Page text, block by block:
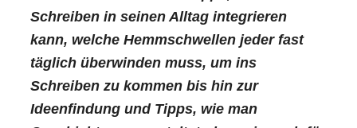
Schreiben in seinen Alltag integrieren
kann, welche Hemmschwellen jeder fast
täglich überwinden muss, um ins
Schreiben zu kommen bis hin zur
Ideenfindung und Tipps, wie man